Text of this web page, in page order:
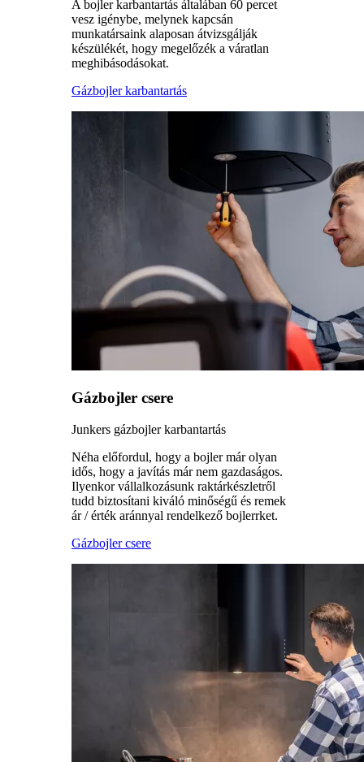
A bojler karbantartás általában 60 percet
vesz igénybe, melynek kapcsán
munkatársaink alaposan átvizsgálják
készülékét, hogy megelőzék a váratlan
meghibásodásokat.
Gázbojler karbantartás
Gázbojler csere
Junkers gázbojler karbantartás
Néha előfordul, hogy a bojler már olyan
idős, hogy a javítás már nem gazdaságos.
Ilyenkor vállalkozásunk raktárkészletről
tudd biztosítani kiváló minőségű és remek
ár / érték aránnyal rendelkező bojlerrket.
Gázbojler csere